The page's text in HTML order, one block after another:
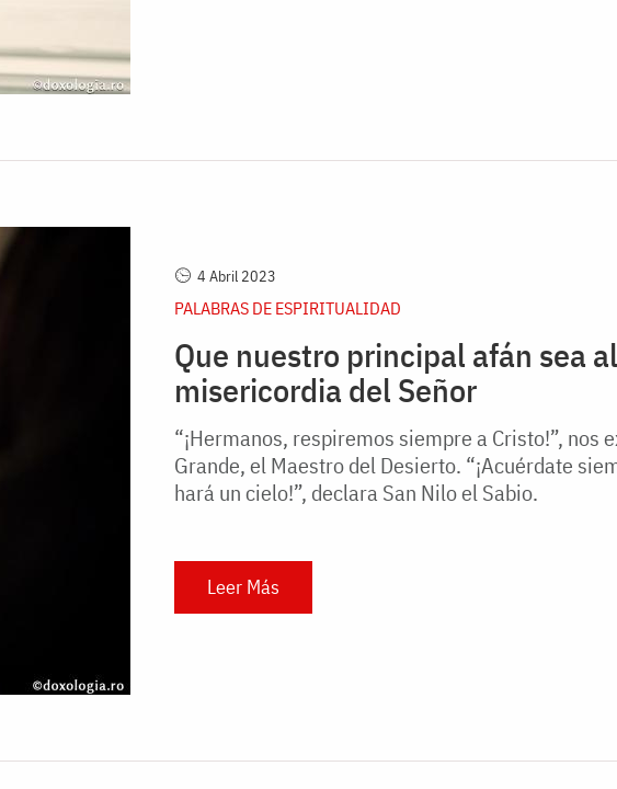
4 Abril 2023
PALABRAS DE ESPIRITUALIDAD
Que nuestro principal afán sea
misericordia del Señor
“¡Hermanos, respiremos siempre a Cristo!”, nos
Grande, el Maestro del Desierto. “¡Acuérdate
hará un cielo!”, declara San Nilo el Sabio.
Leer Más